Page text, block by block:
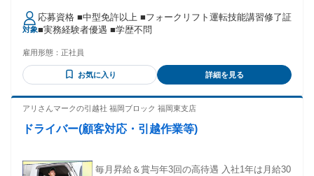
対象
応募資格 ■中型免許以上 ■フォークリフト運転技能講習修了証
■実務経験者優遇 ■学歴不問
雇用形態： 正社員
お気に入り 詳細を見る
アリさんマークの引越社 福岡ブロック 福岡東支店
ドライバー(顧客対応・引越作業等)
毎月昇給＆賞与年3回の高待遇 入社1年は月給30